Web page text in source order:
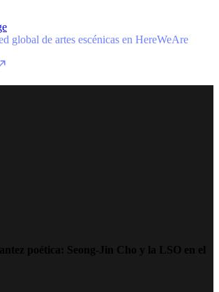
global de artes escénicas en HereWeAre
poética: Seong-Jin Cho y la LSO en el